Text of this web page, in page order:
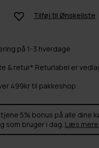
Tilføj til Ønskeliste
på 1-3 hverdage
& retur* Returlabel er
499kr til pakkeshop
5% bonus på alle dine
som bruger i dag. Læs